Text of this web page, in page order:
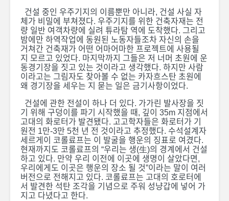
건설 중인 우주기지의 이름뿐만 아니라, 건설 사실 자
체가 비밀에 부쳐졌다. 우주기지를 위한 건축자재는 전
량 일반 여객차량에 실려 튜라탐 역에 도착했다. 그리고
밤에만 하역작업에 동원된 노동자들조차 자신의 손을
거쳐간 건축재가 어떤 어마어마한 프로젝트에 사용될
지 모르고 있었다. 마지막까지 그들은 저 너머 초원에 운
동경기장을 짓고 있는 것이라고 생각했다. 하지만 사람
이라고는 그림자도 찾아볼 수 없는 카자흐스탄 초원에
왜 경기장을 세우는 지 묻는 일은 금기사항이었다.
건설에 관한 전설이 하나 더 있다. 가가린 발사장을 짓
기 위해 구덩이를 파기 시작했을 때, 깊이 35m 지점에서
고대의 화로터가 발견됐다. 고고학자들은 화로터가 기
원전 1만-3만 5천 년 전 것이라고 추정했다. 수석설계자
세르게이 코롤료프는 이 발굴을 행운의 징표로 여겼다.
현재까지도 코롤료프의 “우리는 생(生)의 경계에서 건설
하고 있다. 만약 우리 이전에 이곳에 생명이 살았다면,
우리에게도 이곳은 행운의 장소 될 것”이라는 말이 여러
버전으로 전해지고 있다. 코롤료프는 고대의 호로터에
서 발견한 석탄 조각을 기념으로 주워 성냥갑에 넣어 가
지고 다녔다고 한다.
카자흐스탄’신문과 상
호교류 업무협약 체결